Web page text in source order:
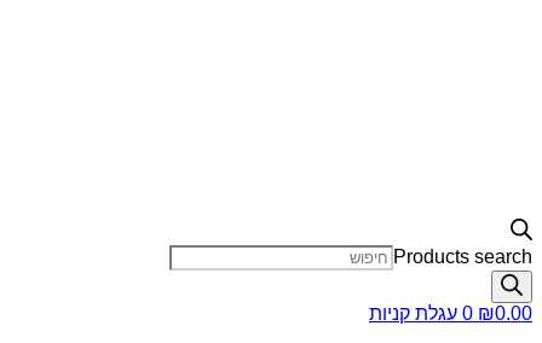
Products search
₪0.00
0 עגלת קניות